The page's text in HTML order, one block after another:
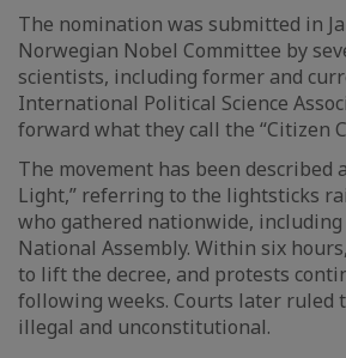
The nomination was submitted in
Norwegian Nobel Committee by
scientists, including former and
International Political Science
forward what they call the “Citizen
The movement has been described
Light,” referring to the lightsticks
who gathered nationwide,
National Assembly. Within six
to lift the decree, and protests
following weeks. Courts later ruled
illegal and unconstitutional.